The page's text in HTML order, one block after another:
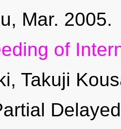
Mar. 2005.
of
Takuji